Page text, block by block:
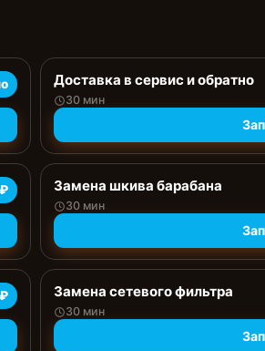
Доставка в сервис и обратно
30 мин
Замена шкива барабана
30 мин
Замена сетевого фильтра
30 мин